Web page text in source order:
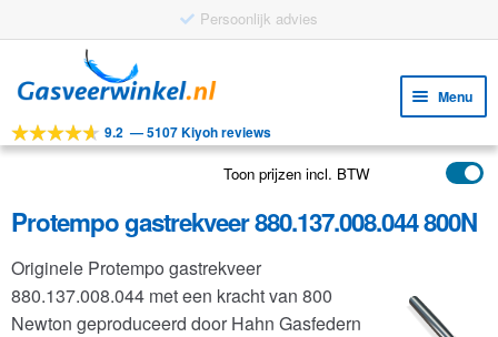
Persoonlijk advies
door
navigatie
naar
inhoud
Menu
Tools
Toepassingen
Klantenservice
FAQ
9.2 —5107 Kiyoh reviews
Toon prijzen incl. BTW
Protempo gastrekveer 880.137.008.044 800N
Originele Protempo gastrekveer
880.137.008.044 met een kracht van 800
Newton geproduceerd door Hahn Gasfedern